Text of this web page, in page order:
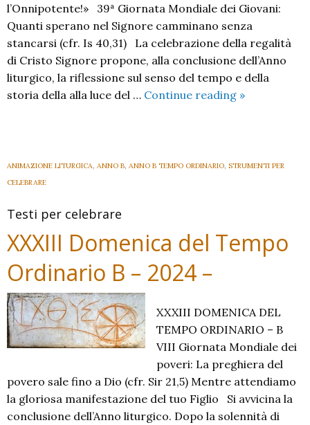
l’Onnipotente!» 39ª Giornata Mondiale dei Giovani:
Quanti sperano nel Signore camminano senza
stancarsi (cfr. Is 40,31) La celebrazione della regalità
di Cristo Signore propone, alla conclusione dell’Anno
liturgico, la riflessione sul senso del tempo e della
storia della alla luce del … Continue reading Nostro
Re
2024
»
ANIMAZIONE LITURGICA, ANNO B, ANNO B TEMPO ORDINARIO, STRUMENTI PER
CELEBRARE
Testi per celebrare
XXXIII Domenica del Tempo
Ordinario B – 2024 –
XXXIII DOMENICA DEL
TEMPO ORDINARIO – B
VIII Giornata Mondiale dei
poveri: La preghiera del
povero sale fino a Dio (cfr. Sir 21,5) Mentre attendiamo
la gloriosa manifestazione del tuo Figlio Si avvicina la
conclusione dell’Anno liturgico. Dopo la solennità di